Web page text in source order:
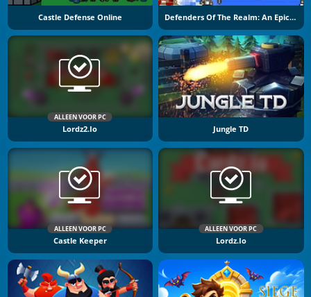
Castle Defense Online Defenders Of The Realm: An Epic War!
ALLEEN VOOR PC
Lordz2.io Jungle TD
ALLEEN VOOR PC
Castle Keeper
ALLEEN VOOR PC
Lordz.io